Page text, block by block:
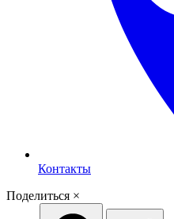
Контакты
Поделиться ×